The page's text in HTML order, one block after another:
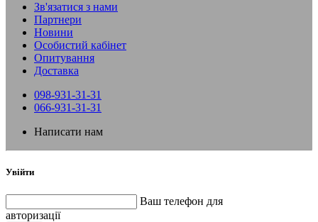
Зв'язатися з нами
Партнери
Новини
Особистий кабінет
Опитування
Доставка
098-931-31-31
066-931-31-31
Написати нам
Увійти
Ваш телефон для
авторизації